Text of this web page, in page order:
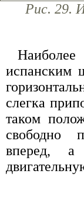
Рис. 29.
испанским
слегка
таком
свободно
вперед, а